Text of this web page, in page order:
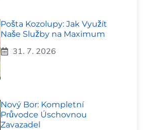
Pošta Kozolupy: Jak Využít
Naše Služby na Maximum
31. 7. 2026
Nový Bor: Kompletní
Průvodce Úschovnou
Zavazadel